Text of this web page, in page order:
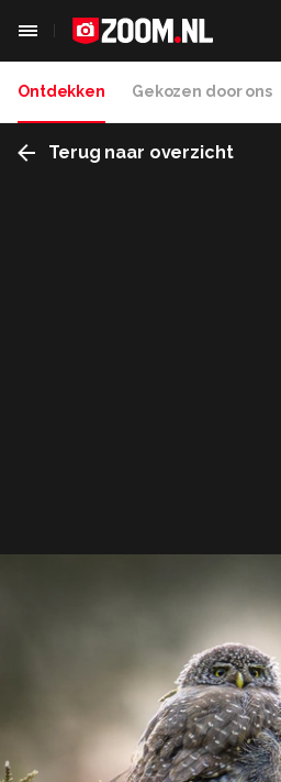
Ontdekken Gekozen door ons
Terug naar overzicht